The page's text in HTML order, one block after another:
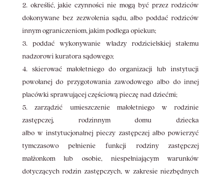
określić, jakie czynności nie mogą być przez rodziców
dokonywane bez zezwolenia sądu, albo poddać rodziców
innym ograniczeniom, jakim podlega opiekun;
poddać wykonywanie władzy rodzicielskiej stałemu
nadzorowi kuratora sądowego;
skierować małoletniego do organizacji lub instytucji
powołanej do przygotowania zawodowego albo do innej
placówki sprawującej częściową pieczę nad dziećmi;
zarządzić umieszczenie małoletniego w rodzinie
zastępczej, rodzinnym domu dziecka
albo w instytucjonalnej pieczy zastępczej albo powierzyć
tymczasowo pełnienie funkcji rodziny zastępczej
małżonkom lub osobie, niespełniającym warunków
dotyczących rodzin zastępczych, w zakresie niezbędnych